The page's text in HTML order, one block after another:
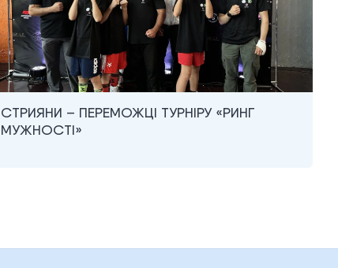
СТРИЯНИ – ПЕРЕМОЖЦІ ТУРНІРУ «РИНГ
МУЖНОСТІ»